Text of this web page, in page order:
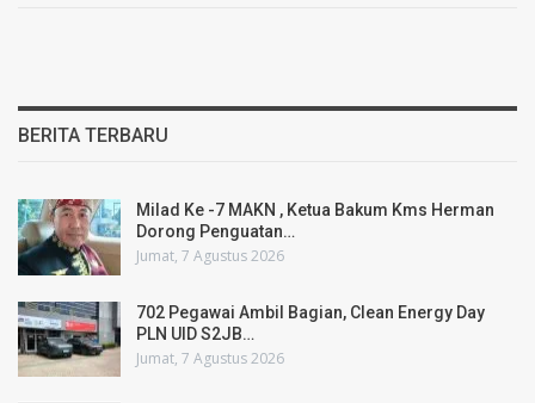
BERITA TERBARU
Milad Ke -7 MAKN , Ketua Bakum Kms Herman
Dorong Penguatan…
Jumat, 7 Agustus 2026
702 Pegawai Ambil Bagian, Clean Energy Day
PLN UID S2JB…
Jumat, 7 Agustus 2026